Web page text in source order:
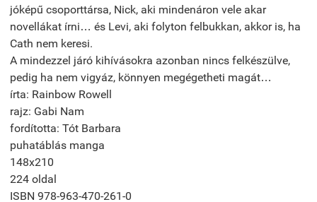
jóképű csoporttársa, Nick, aki mindenáron vele akar
novellákat írni… és Levi, aki folyton felbukkan, akkor is, ha
Cath nem keresi.
A mindezzel járó kihívásokra azonban nincs felkészülve,
pedig ha nem vigyáz, könnyen megégetheti magát…
írta: Rainbow Rowell
rajz: Gabi Nam
fordította: Tót Barbara
puhatáblás manga
148x210
224 oldal
ISBN 978-963-470-261-0